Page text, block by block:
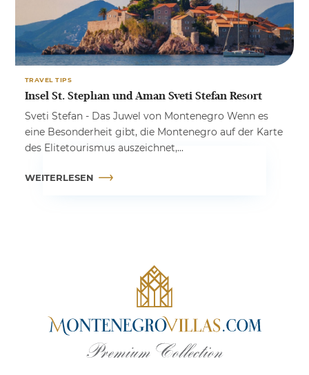
TRAVEL TIPS
Insel St. Stephan und Aman Sveti Stefan Resort
Sveti Stefan - Das Juwel von Montenegro Wenn es
eine Besonderheit gibt, die Montenegro auf der Karte
des Elitetourismus auszeichnet,...
WEITERLESEN